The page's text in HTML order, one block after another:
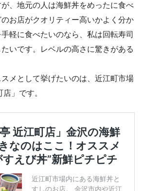
、地元の人は海鮮丼をめったに食べ
お店がクオリティー高いかよく分か
軽に食べたいのなら、私は回転寿司
いです。レベルの高さに驚きがある
メとして挙げたいのは、近江町市場
店」です。